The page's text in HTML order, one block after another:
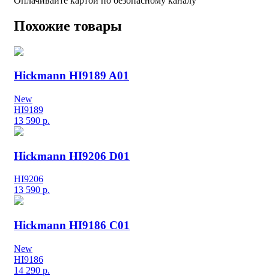
Похожие товары
Hickmann HI9189 A01
New
HI9189
13 590 р.
Hickmann HI9206 D01
HI9206
13 590 р.
Hickmann HI9186 C01
New
HI9186
14 290 р.